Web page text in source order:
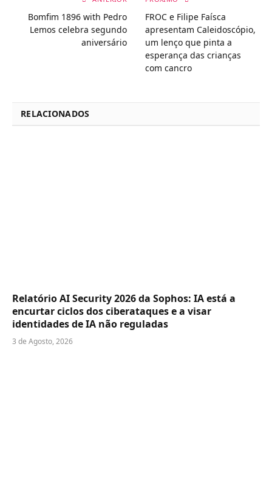
Bomfim 1896 with Pedro
Lemos celebra segundo
aniversário
FROC e Filipe Faísca
apresentam Caleidoscópio,
um lenço que pinta a
esperança das crianças
com cancro
RELACIONADOS
Relatório AI Security 2026 da Sophos: IA está a
encurtar ciclos dos ciberataques e a visar
identidades de IA não reguladas
3 de Agosto, 2026